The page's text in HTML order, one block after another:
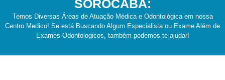
SOROCABA:
Temos Diversas Áreas de Atuação Médica e Odontológica em nossa
Centro Medico! Se está Buscando Algum Especialista ou Exame Além de
Exames Odontologicos, também podemos te ajudar!